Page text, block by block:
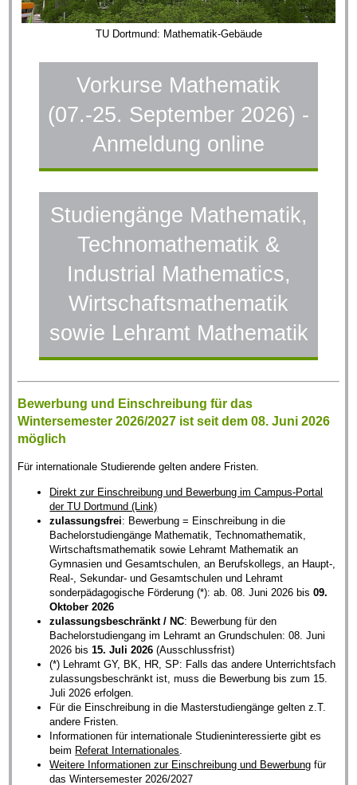
TU Dortmund: Mathematik-Gebäude
Vorkurse Mathematik
(07.-25. September 2026) -
Anmeldung online
Studiengänge Mathematik,
Technomathematik &
Industrial Mathematics,
Wirtschaftsmathematik
sowie Lehramt Mathematik
Bewerbung und Einschreibung für das
Wintersemester 2026/2027 ist seit dem 08. Juni 2026
möglich
Für internationale Studierende gelten andere Fristen.
Direkt zur Einschreibung und Bewerbung im Campus-Portal
der TU Dortmund (Link)
zulassungsfrei: Bewerbung = Einschreibung in die
Bachelorstudiengänge Mathematik, Technomathematik,
Wirtschaftsmathematik sowie Lehramt Mathematik an
Gymnasien und Gesamtschulen, an Berufskollegs, an Haupt-,
Real-, Sekundar- und Gesamtschulen und Lehramt
sonderpädagogische Förderung (*): ab. 08. Juni 2026 bis09.
Oktober 2026
zulassungsbeschränkt / NC: Bewerbung für den
Bachelorstudiengang im Lehramt an Grundschulen: 08. Juni
2026 bis15. Juli 2026 (Ausschlussfrist)
(*) Lehramt GY, BK, HR, SP: Falls das andere Unterrichtsfach
zulassungsbeschränkt ist, muss die Bewerbung bis zum 15.
Juli 2026 erfolgen.
Für die Einschreibung in die Masterstudiengänge gelten z.T.
andere Fristen.
Informationen für internationale Studieninteressierte gibt es
beim Referat Internationales
Weitere Informationen zur Einschreibung und Bewerbung für
das Wintersemester 2026/2027